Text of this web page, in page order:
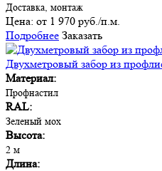
Доставка, монтаж
Цена: от 1 970 руб./п.м.
Подробнее Заказать
Двухметровый забор из
Материал:
Профнастил
RAL:
Зеленый мох
Высота:
2 м
Длина: